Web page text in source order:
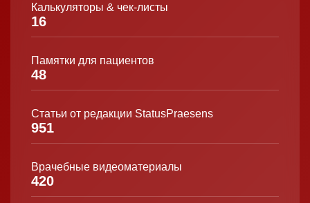
Калькуляторы & чек-листы
16
Памятки для пациентов
48
Статьи от редакции StatusPraesens
951
Врачебные видеоматериалы
420